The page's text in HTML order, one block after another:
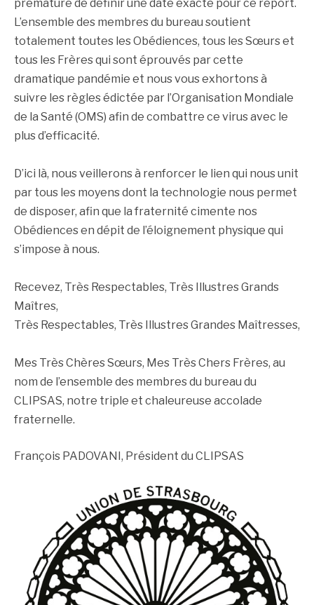
prématuré de définir une date exacte pour ce report.
L’ensemble des membres du bureau soutient
totalement toutes les Obédiences, tous les Sœurs et
tous les Frères qui sont éprouvés par cette
dramatique pandémie et nous vous exhortons à
suivre les règles édictée par l’Organisation Mondiale
de la Santé (OMS) afin de combattre ce virus avec le
plus d’efficacité.
D’ici là, nous veillerons à renforcer le lien qui nous unit
par tous les moyens dont la technologie nous permet
de disposer, afin que la fraternité cimente nos
Obédiences en dépit de l’éloignement physique qui
s’impose à nous.
Recevez, Très Respectables, Très Illustres Grands
Maîtres,
Très Respectables, Très Illustres Grandes Maîtresses,
Mes Très Chères Sœurs, Mes Très Chers Frères, au
nom de l’ensemble des membres du bureau du
CLIPSAS, notre triple et chaleureuse accolade
fraternelle.
François PADOVANI, Président du CLIPSAS